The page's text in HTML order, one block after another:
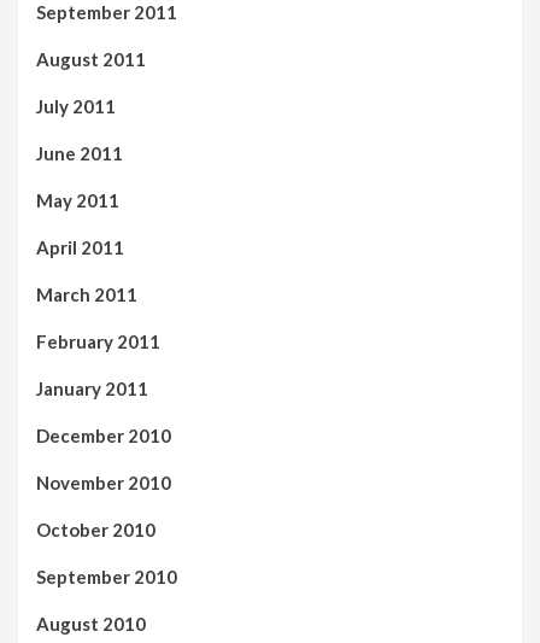
September 2011
August 2011
July 2011
June 2011
May 2011
April 2011
March 2011
February 2011
January 2011
December 2010
November 2010
October 2010
September 2010
August 2010